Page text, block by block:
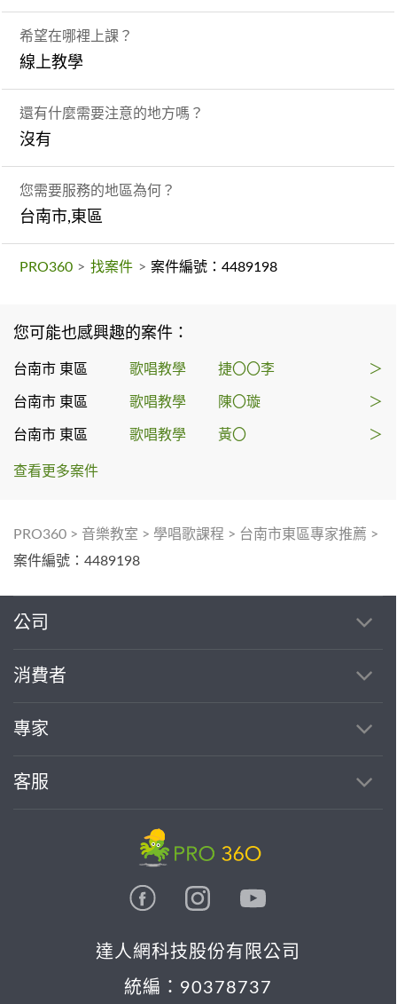
希望在哪裡上課？
線上教學
還有什麼需要注意的地方嗎？
沒有
您需要服務的地區為何？
台南市,東區
PRO360 > 找案件 > 案件編號：4489198
您可能也感興趣的案件：
台南市 東區 歌唱教學 捷〇〇李 ＞
台南市 東區 歌唱教學 陳〇璇 ＞
台南市 東區 歌唱教學 黃〇 ＞
查看更多案件
PRO360 > 音樂教室 > 學唱歌課程 > 台南市東區專家推薦 >
案件編號：4489198
公司
消費者
專家
客服
達人網科技股份有限公司
統編：90378737